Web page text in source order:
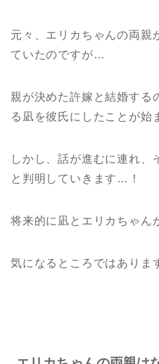
元々、エリカちゃんの両親
ていたのですが…
親が決めた許嫁と結婚する
る凪を彼氏にしたことが始
しかし、話が進むに連れ、
と判明していきます…！
将来的に凪とエリカちゃん
気になるところではありま